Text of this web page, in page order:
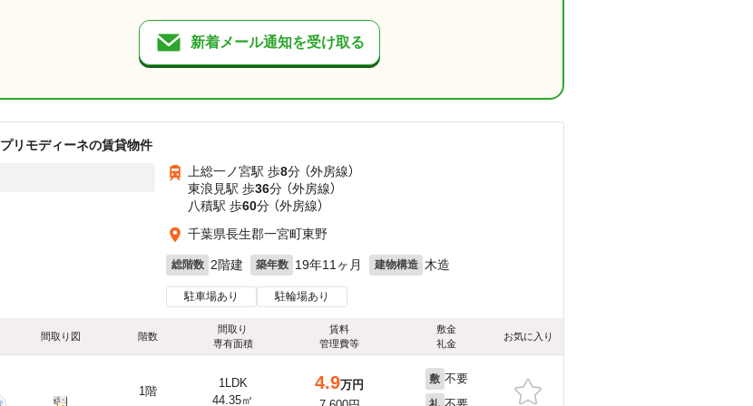
新着メール通知を受け取る
プリモディーネの賃貸物件
上総一ノ宮駅 歩8分 （外房線）
東浪見駅 歩36分 （外房線）
八積駅 歩60分 （外房線）
千葉県長生郡一宮町東野
総階数 2階建 築年数 19年11ヶ月 建物構造 木造
駐車場あり 駐輪場あり
間取り図 階数
間取り
専有面積
賃料
管理費等
敷金
礼金
お気に入り
1階
1LDK
44.35㎡
4.9万円
敷 不要